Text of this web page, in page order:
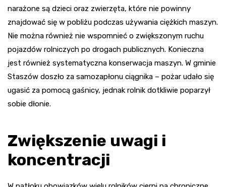
narażone są dzieci oraz zwierzęta, które nie powinny
znajdować się w pobliżu podczas używania ciężkich maszyn.
Nie można również nie wspomnieć o zwiększonym ruchu
pojazdów rolniczych po drogach publicznych. Konieczna
jest również systematyczna konserwacja maszyn. W gminie
Staszów doszło za samozapłonu ciągnika – pożar udało się
ugasić za pomocą gaśnicy, jednak rolnik dotkliwie poparzył
sobie dłonie.
Zwiększenie uwagi i
koncentracji